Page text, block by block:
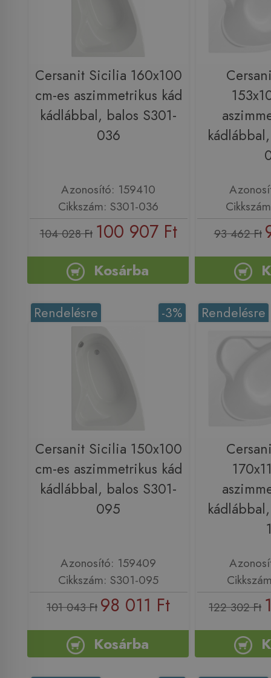
Cersanit Sicilia 160x100
cm-es aszimmetrikus kád
kádlábbal, balos S301-
036
Azonosító: 159410
Cikkszám: S301-036
104 028 Ft 100 907 Ft
Kosárba
93 462 Ft
-3%
Rendelésre
Cersanit Sicilia 150x100
cm-es aszimmetrikus kád
kádlábbal, balos S301-
095
Azonosító: 159409
Cikkszám: S301-095
101 043 Ft 98 011 Ft
Kosárba
Rendelésre
122 302 Ft